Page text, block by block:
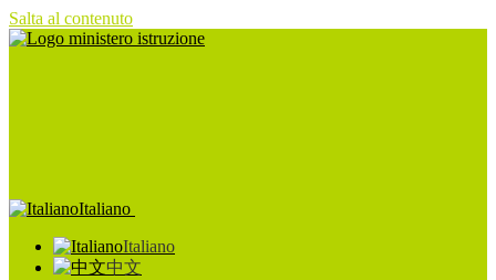
Salta al contenuto
Italiano
Italiano
中文